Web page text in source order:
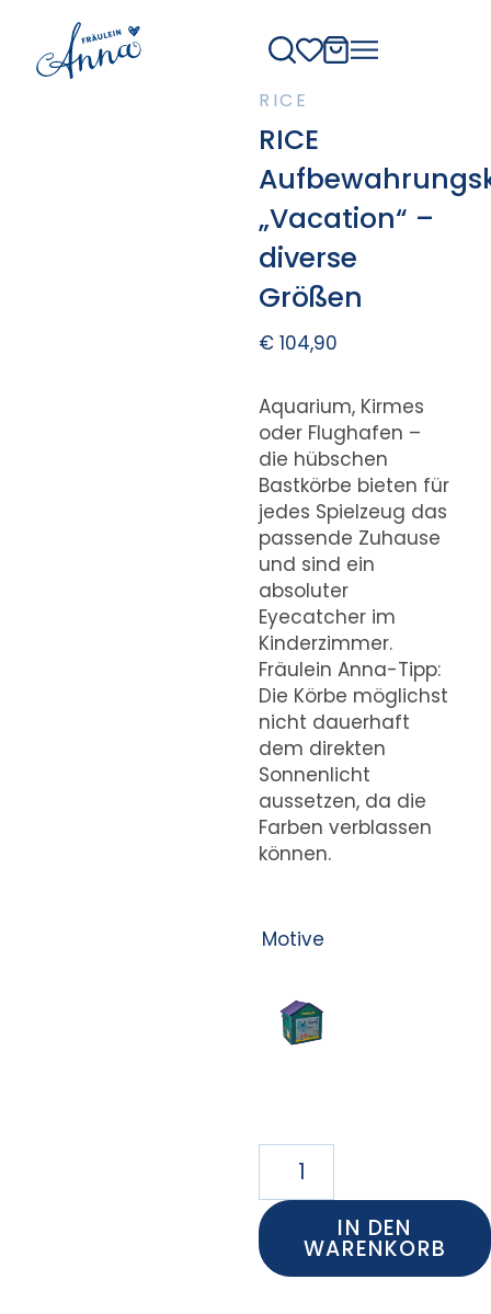
RICE
RICE
„Vacation“ –
diverse
Größen
€104,90
Aquarium, Kirmes
oder Flughafen –
die hübschen
Bastkörbe bieten für
jedes Spielzeug das
passende Zuhause
und sind ein
absoluter
Eyecatcher im
Kinderzimmer.
Fräulein Anna-Tipp:
Die Körbe möglichst
nicht dauerhaft
dem direkten
Sonnenlicht
aussetzen, da die
Farben verblassen
können.
Motive
IN DEN
WARENKORB